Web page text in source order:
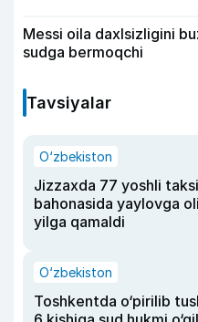
Messi oila daxlsizligini
sudga bermoqchi
Tavsiyalar
O‘zbekiston
Jizzaxda 77 yoshli
bahonasida yaylovga
yilga qamaldi
O‘zbekiston
Toshkentda o‘pirilib